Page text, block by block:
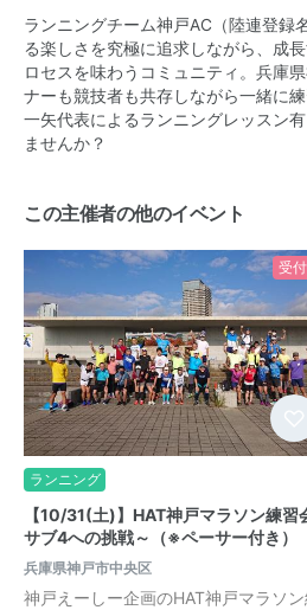
ランニングチーム神戸AC（陸連登録
る楽しさを究極に追求しながら、成
ロセスを味わうコミュニティ。兵庫
ナーも競技者も共存しながら一緒に
一矢代表によるランニングレッスン
ませんか？
この主催者の他のイベント
受
ランニング
【10/31(土)】HAT神戸マラソン練習
サブ4への挑戦～（※ペーサー付き）
兵庫県神戸市中央区
神戸えーしー企画のHAT神戸マラソン